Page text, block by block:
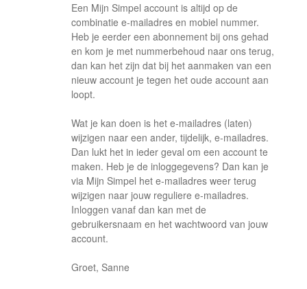
Een Mijn Simpel account is altijd op de
combinatie e-mailadres en mobiel nummer.
Heb je eerder een abonnement bij ons gehad
en kom je met nummerbehoud naar ons terug,
dan kan het zijn dat bij het aanmaken van een
nieuw account je tegen het oude account aan
loopt.
Wat je kan doen is het e-mailadres (laten)
wijzigen naar een ander, tijdelijk, e-mailadres.
Dan lukt het in ieder geval om een account te
maken. Heb je de inloggegevens? Dan kan je
via Mijn Simpel het e-mailadres weer terug
wijzigen naar jouw reguliere e-mailadres.
Inloggen vanaf dan kan met de
gebruikersnaam en het wachtwoord van jouw
account.
Groet, Sanne